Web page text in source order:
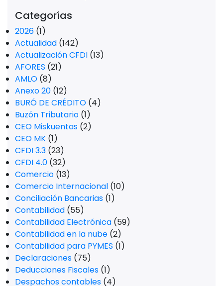
Categorías
2026 (1)
Actualidad (142)
Actualización CFDI (13)
AFORES (21)
AMLO (8)
Anexo 20 (12)
BURÓ DE CRÉDITO (4)
Buzón Tributario (1)
CEO Miskuentas (2)
CEO MK (1)
CFDI 3.3 (23)
CFDI 4.0 (32)
Comercio (13)
Comercio Internacional (10)
Conciliación Bancarias (1)
Contabilidad (55)
Contabilidad Electrónica (59)
Contabilidad en la nube (2)
Contabilidad para PYMES (1)
Declaraciones (75)
Deducciones Fiscales (1)
Despachos contables (4)